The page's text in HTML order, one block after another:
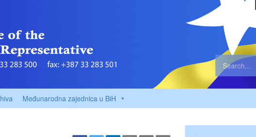
Međunarodna zajednica u BiH